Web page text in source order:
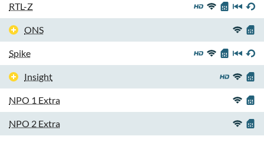
RTL-Z
ONS
Spike
Insight
NPO 1 Extra
NPO 2 Extra